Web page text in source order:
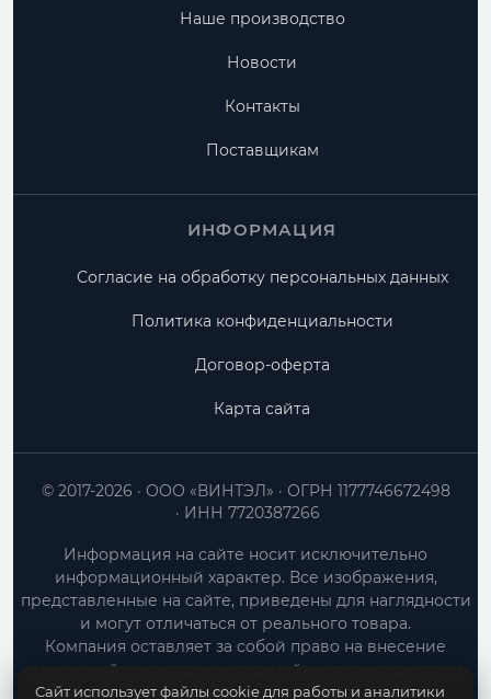
Наше производство
Новости
Контакты
Поставщикам
ИНФОРМАЦИЯ
Согласие на обработку персональных данных
Политика конфиденциальности
Договор-оферта
Карта сайта
ООО «ВИНТЭЛ»
ОГРН 1177746672498
ИНН 7720387266
© 2017-2026
Информация на сайте носит исключительно
информационный характер. Все изображения,
представленные на сайте, приведены для наглядности
и могут отличаться от реального товара.
Компания оставляет за собой право на внесение
изменений в конструкцию, дизайн и характеристики
товара без предварительного уведомления.
Сайт использует файлы cookie для работы и аналитики